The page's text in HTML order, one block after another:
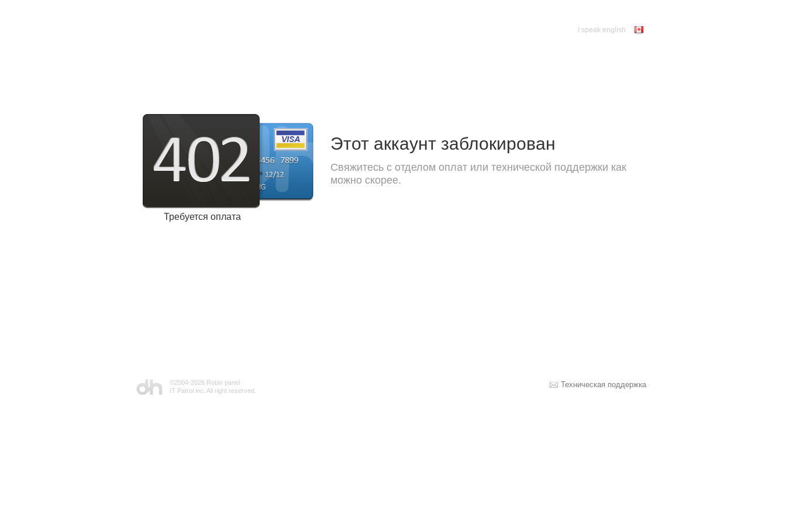
I speak english
Требуется оплата
Этот аккаунт заблокирован
Свяжитесь с отделом оплат или технической поддержки как
можно скорее.
Техническая поддержка
©2004-2026 Robin panel
IT Patrol inc. All right reserved.